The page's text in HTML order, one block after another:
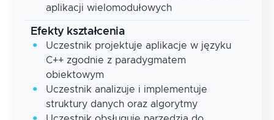
aplikacji wielomodułowych
Efekty kształcenia
Uczestnik projektuje aplikacje w języku
C++ zgodnie z paradygmatem
obiektowym
Uczestnik analizuje i implementuje
struktury danych oraz algorytmy